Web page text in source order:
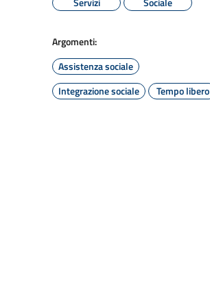
Argomenti:
Assistenza sociale
Integrazione sociale
Tempo libero